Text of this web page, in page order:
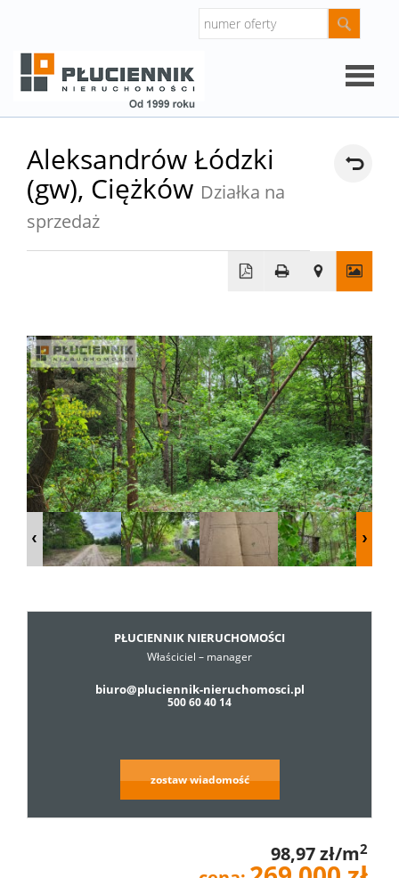
firmie
Oferty
Domy
Dzialki
Lokale
Hale
Aleksandrów Łódzki
(gw), Ciężków Działka na
sprzedaż
PŁUCIENNIK NIERUCHOMOŚCI
Właściciel – manager
biuro@pluciennik-nieruchomosci.pl
500 60 40 14
zostaw wiadomość
98,97 zł/m2